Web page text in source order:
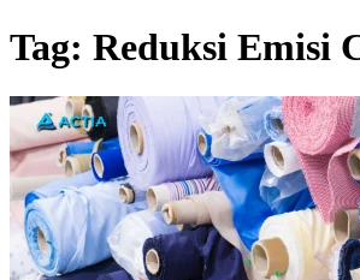
Tag: Reduksi Emisi